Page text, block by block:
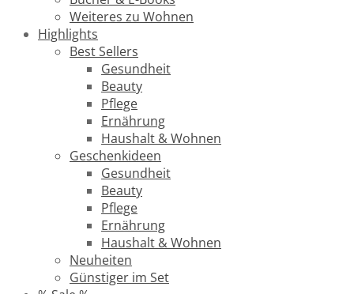
Weiteres zu Wohnen
Highlights
Best Sellers
Gesundheit
Beauty
Pflege
Ernährung
Haushalt & Wohnen
Geschenkideen
Gesundheit
Beauty
Pflege
Ernährung
Haushalt & Wohnen
Neuheiten
Günstiger im Set